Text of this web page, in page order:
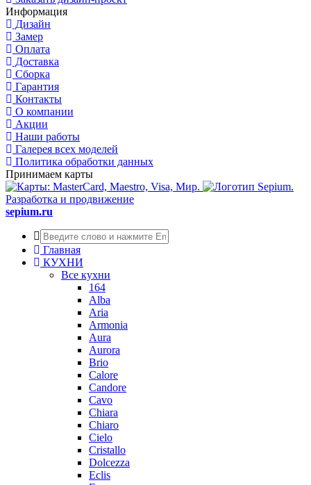
Информация
Дизайн
Замер
Оплата
Доставка
Сборка
Гарантия
Контакты
О компании
Акции
Наши работы
Галерея всех моделей
Политика обработки данных
Принимаем карты
Разработка и продвижение
sepium.ru
Главная
КУХНИ
Все кухни
164
Alba
Aria
Armonia
Aura
Aurora
Brio
Calore
Candore
Cavo
Chiara
Chiaro
Cielo
Cristallo
Dolcezza
Eclis